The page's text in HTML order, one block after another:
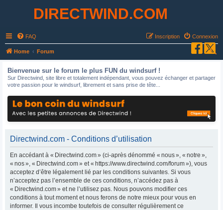
DIRECTWIND.COM
FAQ Connexion
Inscription
Home Forum
Bienvenue sur le forum le plus FUN du windsurf !
Sur Directwind, site libre et totalement indépendant, vous pouvez échanger et partager
votre passion pour le windsurf, librement et sans prise de tête...
Directwind.com - Conditions d’utilisation
En accédant à « Directwind.com » (ci-après dénommé « nous », « notre »,
« nos », « Directwind.com » et « https://www.directwind.com/forum »), vous
acceptez d’être légalement lié par les conditions suivantes. Si vous
n’acceptez pas l’ensemble de ces conditions, n’accédez pas à
« Directwind.com » et ne l’utilisez pas. Nous pouvons modifier ces
conditions à tout moment et nous ferons de notre mieux pour vous en
informer. Il vous incombe toutefois de consulter régulièrement ce